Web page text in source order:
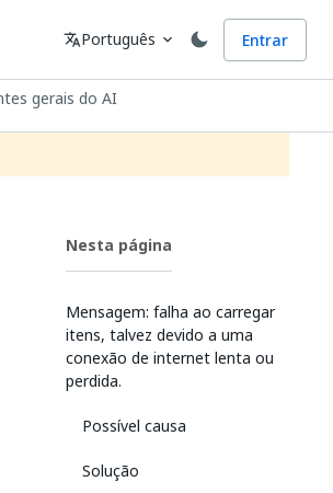
Idioma
translatePortuguês expand_more Entrar
gerais do AI
Nesta página
Mensagem: falha ao carregar
itens, talvez devido a uma
conexão de internet lenta ou
perdida.
Possível causa
Solução